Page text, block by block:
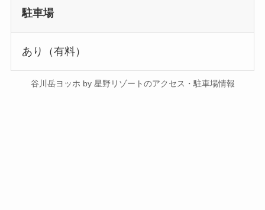
駐車場
あり（有料）
谷川岳ヨッホ by 星野リゾートのアクセス・駐車場情報